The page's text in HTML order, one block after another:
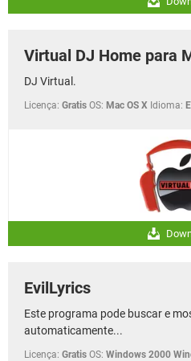
Virtual DJ Home para
DJ Virtual.
Licença: Gratis OS: Mac OS X Idioma:
EvilLyrics
Este programa pode buscar e
automaticamente...
Licença: Gratis OS: Windows 2000